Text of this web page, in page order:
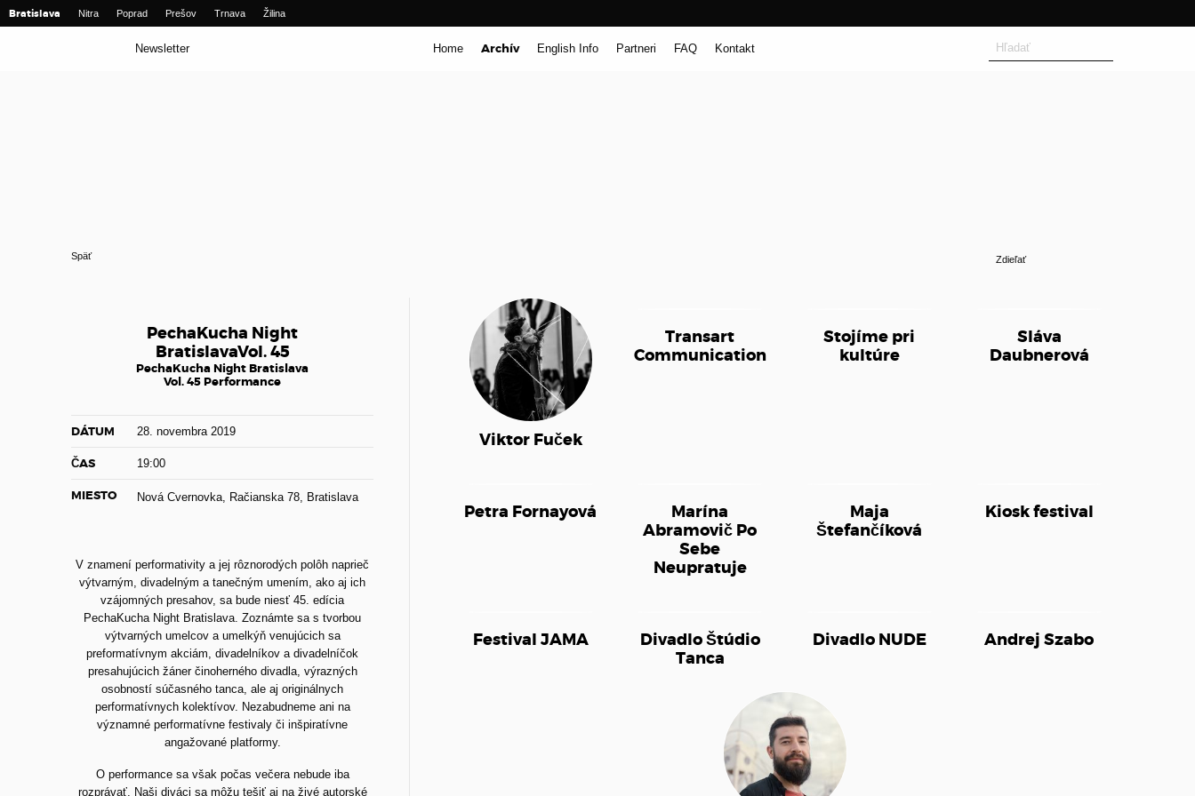
Bratislava Nitra Poprad Prešov Trnava Žilina
Newsletter Home Archív English Info Partneri FAQ Kontakt
for:
Späť Zdieľať
PechaKucha Night
BratislavaVol. 45
PechaKucha Night Bratislava
Vol. 45 Performance
DÁTUM 28. novembra 2019
ČAS 19:00
MIESTO Nová Cvernovka, Račianska 78, Bratislava
V znamení performativity a jej rôznorodých polôh naprieč
výtvarným, divadelným a tanečným umením, ako aj ich
vzájomných presahov, sa bude niesť 45. edícia
PechaKucha Night Bratislava. Zoznámte sa s tvorbou
výtvarných umelcov a umelkýň venujúcich sa
preformatívnym akciám, divadelníkov a divadelníčok
presahujúcich žáner činoherného divadla, výrazných
osobností súčasného tanca, ale aj originálnych
performatívnych kolektívov. Nezabudneme ani na
významné performatívne festivaly či inšpiratívne
angažované platformy.
O performance sa však počas večera nebude iba
rozprávať. Naši diváci sa môžu tešiť aj na živé autorské
Viktor Fuček
Transart
Communication
Stojíme pri
kultúre
Sláva
Daubnerová
Petra Fornayová
Marína
Abramovič Po
Sebe
Neupratuje
Maja
Štefančíková
Kiosk festival
Festival JAMA
Divadlo Štúdio
Tanca
Divadlo NUDE Andrej Szabo